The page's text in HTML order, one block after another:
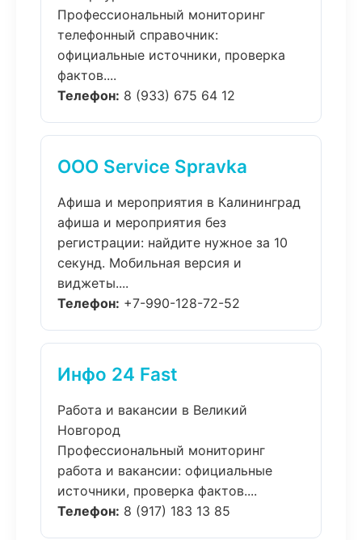
Профессиональный мониторинг
телефонный справочник:
официальные источники, проверка
фактов....
Телефон: 8 (933) 675 64 12
ООО Service Spravka
Афиша и мероприятия в Калининград
афиша и мероприятия без
регистрации: найдите нужное за 10
секунд. Мобильная версия и
виджеты....
Телефон: +7-990-128-72-52
Инфо 24 Fast
Работа и вакансии в Великий
Новгород
Профессиональный мониторинг
работа и вакансии: официальные
источники, проверка фактов....
Телефон: 8 (917) 183 13 85